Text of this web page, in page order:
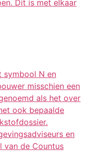
Dit is met elkaar
symbool N en
misschien een
als het over
ook bepaalde
en
van de Countus